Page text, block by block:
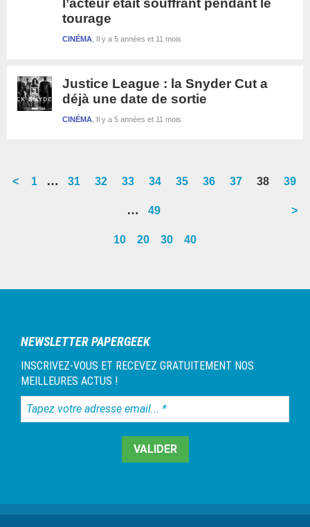
l’acteur était souffrant pendant le
tourage
Il y a 5 années et 11 mois
CINÉMA
Justice League : la Snyder Cut a
déjà une date de sortie
Il y a 5 années et 11 mois
CINÉMA
<
Go
1
Interim
…
Go
31
Go
32
Go
page
33
Go
page
34
Go
35
Go
36
Go
37
Go
38
Go
page
39
Interim
omitted
…
Go
page
49 >
10 20 30 40
latérale
NEWSLETTER PAPERGEEK
INSCRIVEZ-VOUS ET RECEVEZ GRATUITEMENT NOS
MEILLEURES ACTUS !
Tapez
votre